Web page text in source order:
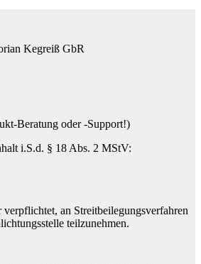
Kegreiß GbR
Beratung oder -Support!)
i.S.d. § 18 Abs. 2 MStV:
an Streitbeilegungsverfahren
teilzunehmen.